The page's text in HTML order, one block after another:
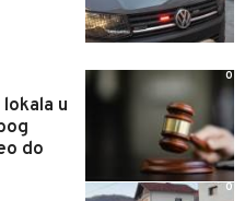
u
do
0
0